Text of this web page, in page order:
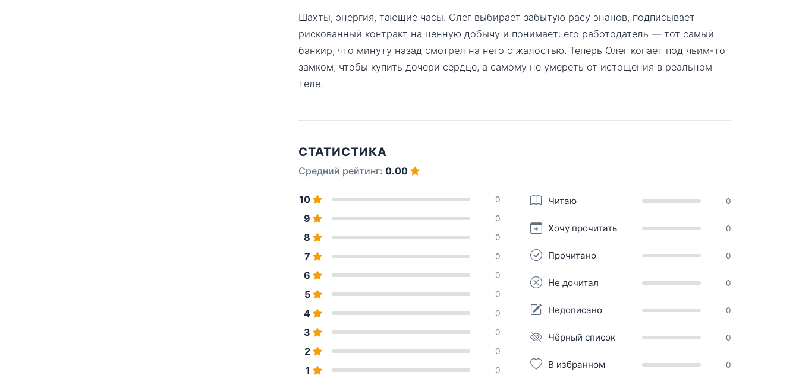
Шахты, энергия, тающие часы. Олег выбирает забытую расу энанов, подписывает
рискованный контракт на ценную добычу и понимает: его работодатель — тот самый
банкир, что минуту назад смотрел на него с жалостью. Теперь Олег копает под чьим-то
замком, чтобы купить дочери сердце, а самому не умереть от истощения в реальном
теле.
СТАТИСТИКА
Средний рейтинг: 0.00
10 0
9 0
8 0
7 0
6 0
5 0
4 0
3 0
2 0
1 0
Читаю 0
Хочу прочитать 0
Прочитано 0
Не дочитал 0
Недописано 0
Чёрный список 0
В избранном 0